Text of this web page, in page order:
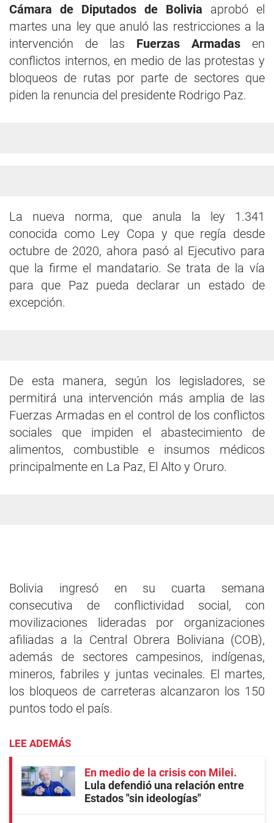
Cámara de Diputados de Bolivia aprobó el
martes una ley que anuló las restricciones a la
intervención de las Fuerzas Armadas en
conflictos internos, en medio de las protestas y
bloqueos de rutas por parte de sectores que
piden la renuncia del presidente Rodrigo Paz.
La nueva norma, que anula la ley 1.341
conocida como Ley Copa y que regía desde
octubre de 2020, ahora pasó al Ejecutivo para
que la firme el mandatario. Se trata de la vía
para que Paz pueda declarar un estado de
excepción.
De esta manera, según los legisladores, se
permitirá una intervención más amplia de las
Fuerzas Armadas en el control de los conflictos
sociales que impiden el abastecimiento de
alimentos, combustible e insumos médicos
principalmente en La Paz, El Alto y Oruro.
Bolivia ingresó en su cuarta semana
consecutiva de conflictividad social, con
movilizaciones lideradas por organizaciones
afiliadas a la Central Obrera Boliviana (COB),
además de sectores campesinos, indígenas,
mineros, fabriles y juntas vecinales. El martes,
los bloqueos de carreteras alcanzaron los 150
puntos todo el país.
LEE ADEMÁS
En medio de la crisis con Milei
Lula defendió una relación entre
Estados "sin ideologías"